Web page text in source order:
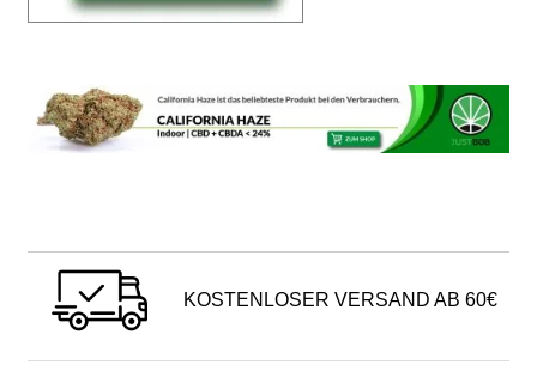
KOSTENLOSER VERSAND AB 60€